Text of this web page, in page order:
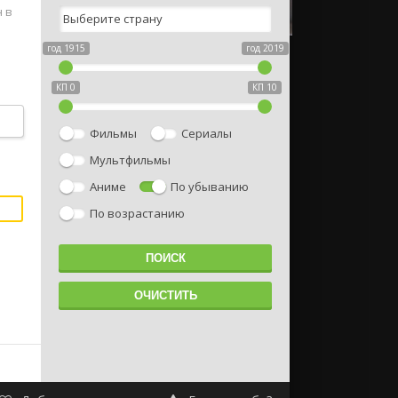
в
год 1915 год 2019
КП 0 КП 10
Фильмы
Сериалы
Мультфильмы
Аниме
По убыванию
По возрастанию